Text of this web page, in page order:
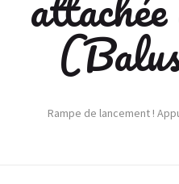
Rampe de lancement !